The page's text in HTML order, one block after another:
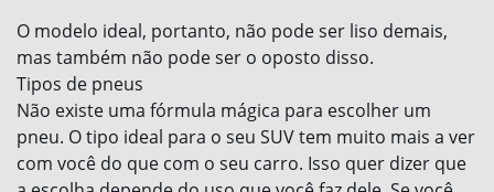
O modelo ideal, portanto, não pode ser liso demais,
mas também não pode ser o oposto disso.
Tipos de pneus
Não existe uma fórmula mágica para escolher um
pneu. O tipo ideal para o seu SUV tem muito mais a ver
com você do que com o seu carro. Isso quer dizer que